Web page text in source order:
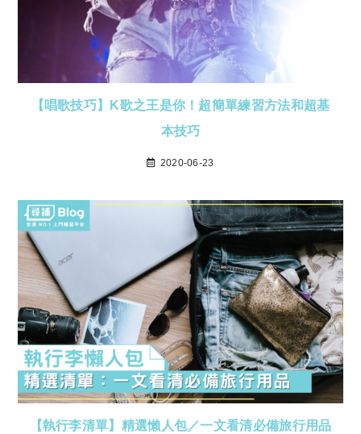
【唱歌技巧】K歌之王是你！超簡單練習方法和超基
本技巧
2020-06-23
【執行李清單】精選懶人包／一文看清必備旅行用品